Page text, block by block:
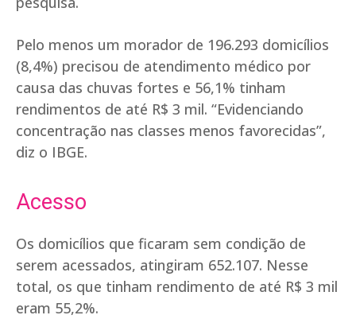
Pelo menos um morador de 196.293 domicílios
(8,4%) precisou de atendimento médico por
causa das chuvas fortes e 56,1% tinham
rendimentos de até R$ 3 mil. “Evidenciando
concentração nas classes menos favorecidas”,
diz o IBGE.
Acesso
Os domicílios que ficaram sem condição de
serem acessados, atingiram 652.107. Nesse
total, os que tinham rendimento de até R$ 3 mil
eram 55,2%.